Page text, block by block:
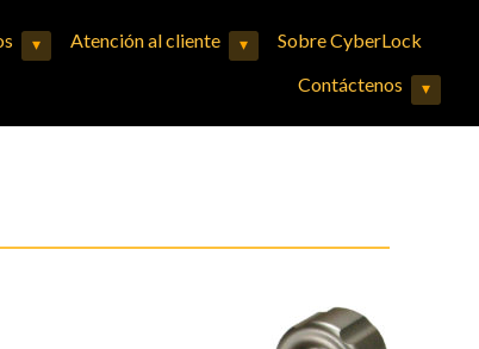
▾Expand child menuAtención al cliente ▾Expand child menuSobre CyberLock
Contáctenos
▾Expand child menu